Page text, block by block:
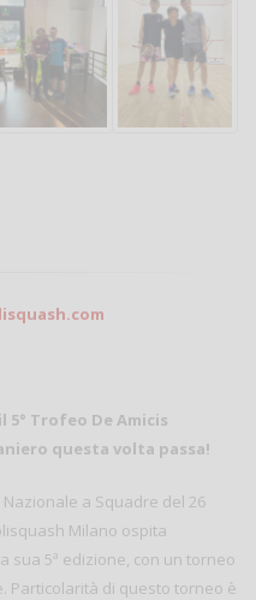
5° Trofeo De Amicis
questa volta passa!
a Squadre del 26
Milano ospita
sua 5ª edizione, con un torneo
Particolarità di questo torneo è